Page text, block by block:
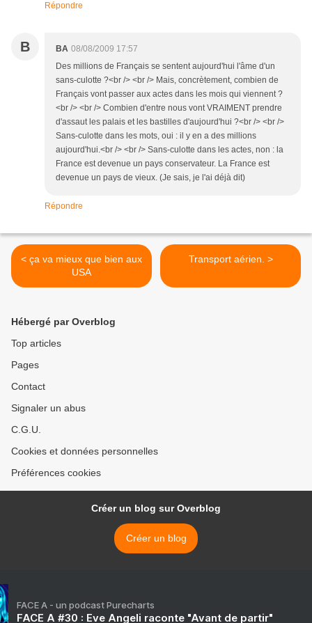
Répondre
B BA 08/08/2009 17:57
Des millions de Français se sentent aujourd'hui l'âme d'un
sans-culotte ?<br /> <br /> Mais, concrètement, combien de
Français vont passer aux actes dans les mois qui viennent ?
<br /> <br /> Combien d'entre nous vont VRAIMENT prendre
d'assaut les palais et les bastilles d'aujourd'hui ?<br /> <br />
Sans-culotte dans les mots, oui : il y en a des millions
aujourd'hui.<br /> <br /> Sans-culotte dans les actes, non : la
France est devenue un pays conservateur. La France est
devenue un pays de vieux. (Je sais, je l'ai déjà dit)
Répondre
< ça va mieux que bien aux
USA
Transport aérien. >
Hébergé par Overblog
Top articles
Pages
Contact
Signaler un abus
C.G.U.
Cookies et données personnelles
Préférences cookies
Créer un blog sur Overblog
Créer un blog
FACE A - un podcast Purecharts
FACE A #30 : Eve Angeli raconte "Avant de partir"